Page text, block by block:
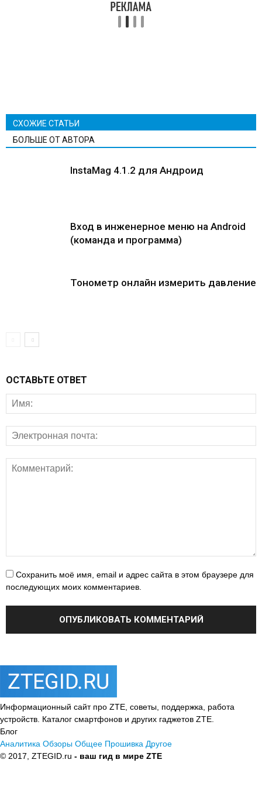
СХОЖИЕ СТАТЬИ
БОЛЬШЕ ОТ АВТОРА
InstaMag 4.1.2 для Андроид
Вход в инженерное меню на Android
(команда и программа)
Тонометр онлайн измерить давление
ОСТАВЬТЕ ОТВЕТ
Сохранить моё имя, email и адрес сайта в этом браузере для
последующих моих комментариев.
Информационный сайт про ZTE, советы, поддержка, работа
устройств. Каталог смартфонов и других гаджетов ZTE.
Блог
Аналитика Обзоры Общее Прошивка Другое
© 2017, ZTEGID.ru - ваш гид в мире ZTE